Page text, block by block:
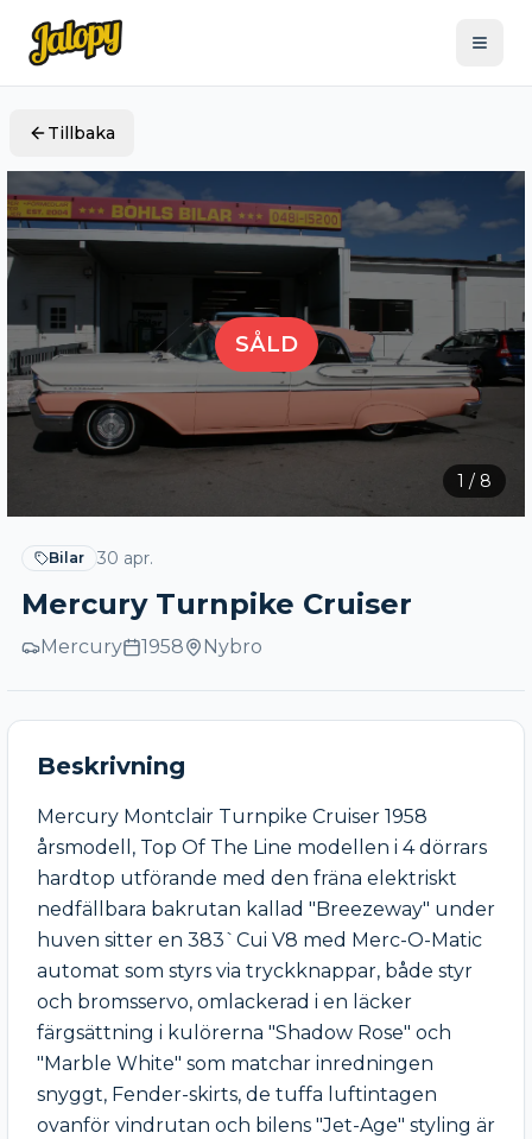
Tillbaka
SÅLD
1 / 8
Bilar 30 apr.
Mercury Turnpike Cruiser
Mercury 1958 Nybro
Beskrivning
Mercury Montclair Turnpike Cruiser 1958
årsmodell, Top Of The Line modellen i 4 dörrars
hardtop utförande med den fräna elektriskt
nedfällbara bakrutan kallad "Breezeway" under
huven sitter en 383`Cui V8 med Merc-O-Matic
automat som styrs via tryckknappar, både styr
och bromsservo, omlackerad i en läcker
färgsättning i kulörerna "Shadow Rose" och
"Marble White" som matchar inredningen
snyggt, Fender-skirts, de tuffa luftintagen
ovanför vindrutan och bilens "Jet-Age" styling är